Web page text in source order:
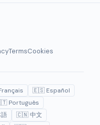
TermsCookies
🇪🇸 Español
Português
🇨🇳 中文